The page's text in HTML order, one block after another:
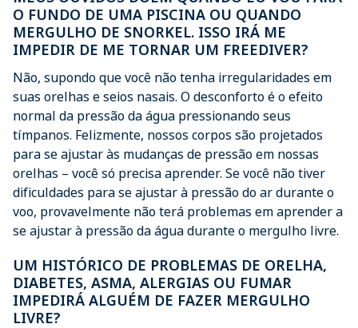
O FUNDO DE UMA PISCINA OU QUANDO
MERGULHO DE SNORKEL. ISSO IRÁ ME
IMPEDIR DE ME TORNAR UM FREEDIVER?
Não, supondo que você não tenha irregularidades em
suas orelhas e seios nasais. O desconforto é o efeito
normal da pressão da água pressionando seus
tímpanos. Felizmente, nossos corpos são projetados
para se ajustar às mudanças de pressão em nossas
orelhas – você só precisa aprender. Se você não tiver
dificuldades para se ajustar à pressão do ar durante o
voo, provavelmente não terá problemas em aprender a
se ajustar à pressão da água durante o mergulho livre.
UM HISTÓRICO DE PROBLEMAS DE ORELHA,
DIABETES, ASMA, ALERGIAS OU FUMAR
IMPEDIRÁ ALGUÉM DE FAZER MERGULHO
LIVRE?